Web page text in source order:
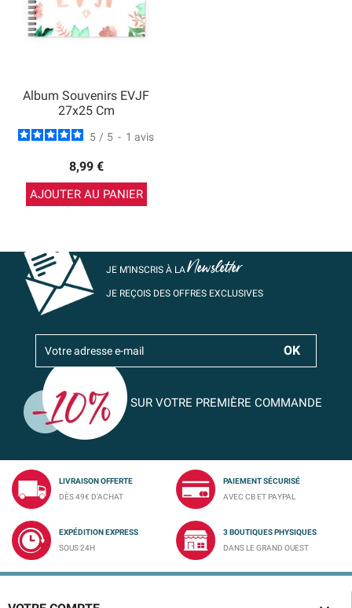
Album Souvenirs EVJF
27x25 Cm
5 / 5 - 1 avis
8,99 €
AJOUTER AU PANIER
JE M’INSCRIS À LANewsletter
JE REÇOIS DES OFFRES EXCLUSIVES
SUR VOTRE PREMIÈRE COMMANDE
LIVRAISON OFFERTE
DÈS 49€ D'ACHAT
PAIEMENT SÉCURISÉ
AVEC CB ET PAYPAL
EXPÉDITION EXPRESS
SOUS 24H
3 BOUTIQUES PHYSIQUES
DANS LE GRAND OUEST